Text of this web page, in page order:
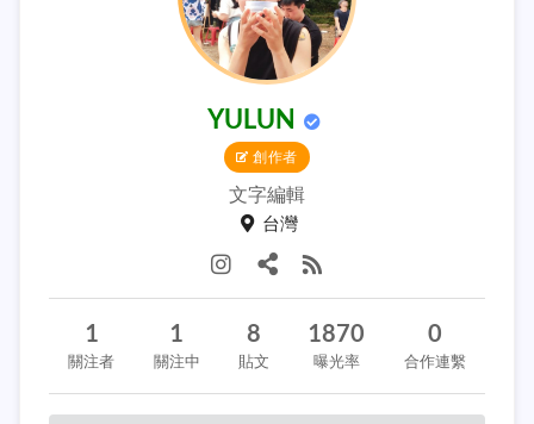
YULUN
創作者
文字編輯
台灣
1
關注者
1
關注中
8
貼文
1870
曝光率
0
合作連繫